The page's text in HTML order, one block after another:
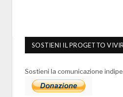
SOSTIENI IL PROGETTO
Sostieni la comunicazione